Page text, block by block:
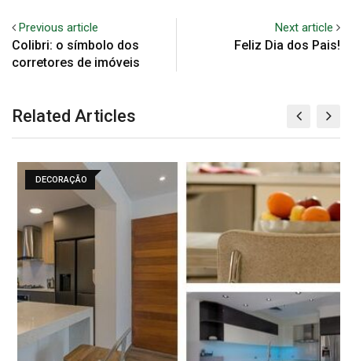
Previous article
Colibri: o símbolo dos
corretores de imóveis
Next article
Feliz Dia dos Pais!
Related Articles
DECORAÇÃO